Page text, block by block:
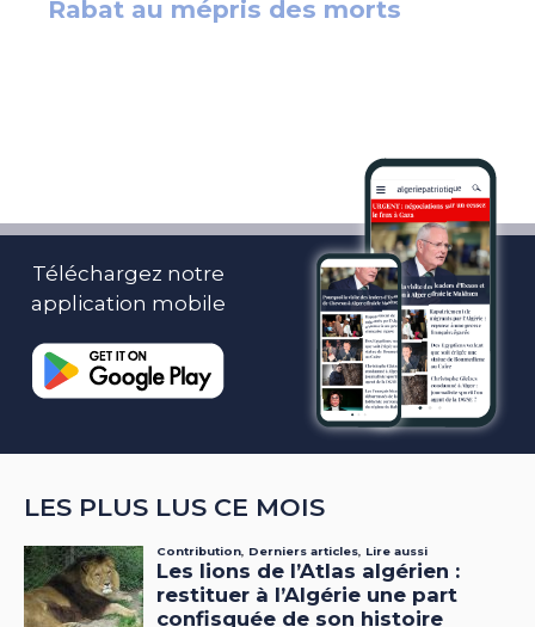
Téléchargez notre
application mobile
LES PLUS LUS CE MOIS